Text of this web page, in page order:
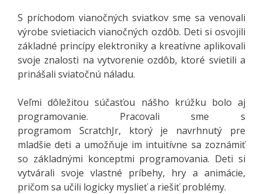
S príchodom vianočných sviatkov sme sa venovali
výrobe svietiacich vianočných ozdôb. Deti si osvojili
základné princípy elektroniky a kreatívne aplikovali
svoje znalosti na vytvorenie ozdôb, ktoré svietili a
prinášali sviatočnú náladu.
Veľmi dôležitou súčasťou nášho krúžku bolo aj
programovanie. Pracovali sme s
programom ScratchJr, ktorý je navrhnutý pre
mladšie deti a umožňuje im intuitívne sa zoznámiť
so základnými konceptmi programovania. Deti si
vytvárali svoje vlastné príbehy, hry a animácie,
pričom sa učili logicky myslieť a riešiť problémy.